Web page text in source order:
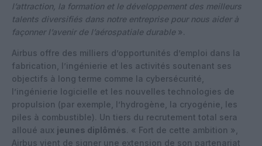
l’attraction, la formation et le développement des meilleurs
talents diversifiés dans notre entreprise pour nous aider à
façonner l’avenir de l’aérospatiale durable ».
Airbus offre des milliers d’opportunités d’emploi dans la
fabrication, l’ingénierie et les activités soutenant ses
objectifs à long terme comme la cybersécurité,
l’ingénierie logicielle et les nouvelles technologies de
propulsion (par exemple, l’hydrogène, la cryogénie, les
piles à combustible). Un tiers du recrutement total sera
alloué aux jeunes diplômés. « Fort de cette ambition »,
Airbus vient de signer une extension de son partenariat